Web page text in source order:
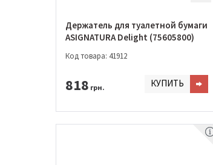
Держатель для туалетной бумаги
ASIGNATURA Delight (75605800)
Код товара: 41912
818 грн. КУПИТЬ